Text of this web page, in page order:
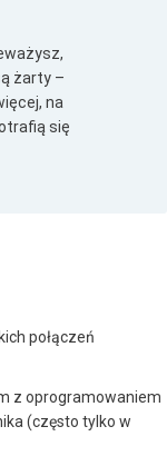
żarty –
na
się
połączeń
z oprogramowaniem
(często tylko w